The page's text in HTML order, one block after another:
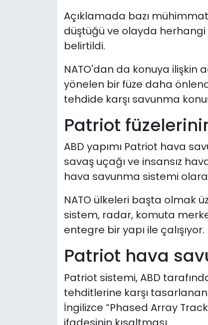
Açıklamada bazı
düştüğü ve olayda herhangi
belirtildi.
NATO'dan da konuya ilişkin
yönelen bir füze daha
tehdide karşı savunma
Patriot
ABD yapımı Patriot hava
savaş uçağı ve insansız
hava savunma sistemi
NATO ülkeleri başta olmak
sistem, radar, komuta
entegre bir yapı ile çalışıyor.
Patriot hava
Patriot sistemi, ABD
tehditlerine karşı
İngilizce “Phased Array